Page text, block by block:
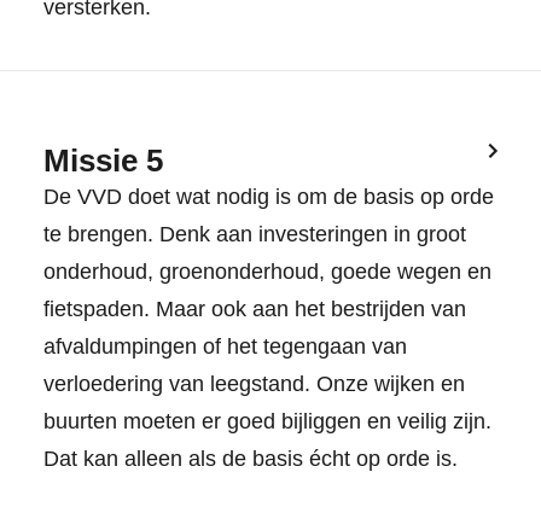
versterken.
Missie 5
De VVD doet wat nodig is om de basis op orde
te brengen. Denk aan investeringen in groot
onderhoud, groenonderhoud, goede wegen en
fietspaden. Maar ook aan het bestrijden van
afvaldumpingen of het tegengaan van
verloedering van leegstand. Onze wijken en
buurten moeten er goed bijliggen en veilig zijn.
Dat kan alleen als de basis écht op orde is.